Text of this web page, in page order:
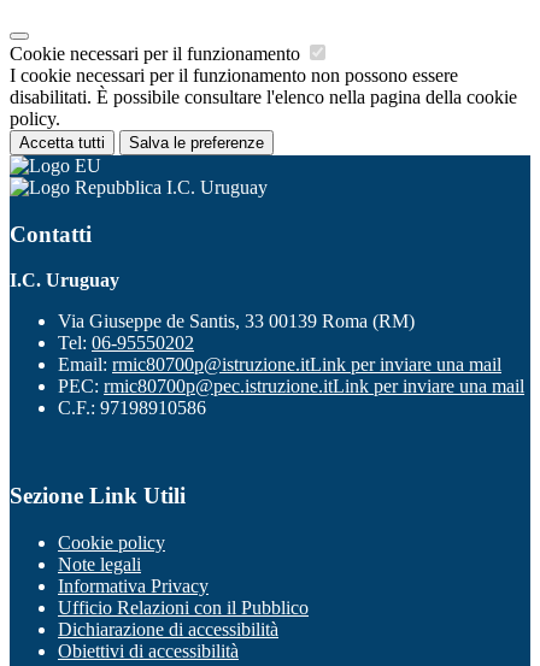
Cookie necessari per il funzionamento
I cookie necessari per il funzionamento non possono essere
disabilitati. È possibile consultare l'elenco nella pagina della cookie
policy.
Accetta tutti Salva le preferenze
I.C. Uruguay
Contatti
I.C. Uruguay
Via Giuseppe de Santis, 33 00139 Roma (RM)
Tel: 06-95550202
Email: rmic80700p@istruzione.itLink per inviare una mail
PEC: rmic80700p@pec.istruzione.itLink per inviare una mail
C.F.: 97198910586
Sezione Link Utili
Cookie policy
Note legali
Informativa Privacy
Ufficio Relazioni con il Pubblico
Dichiarazione di accessibilità
Obiettivi di accessibilità